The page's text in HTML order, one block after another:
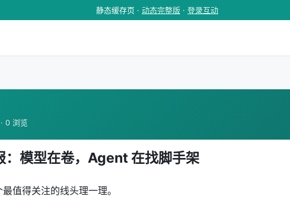
静态缓存页 · 动态完整版 · 登录互动
0 浏览
模型在卷，Agent 在找脚手架
值得关注的线头理一理。